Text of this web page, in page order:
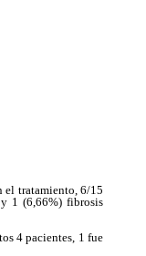
el tratamiento, 6/15
1 (6,66%) fibrosis
4 pacientes, 1 fue